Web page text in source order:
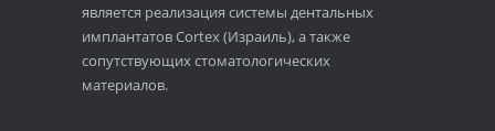
является реализация системы дентальных
имплантатов Cortex (Израиль), а также
сопутствующих стоматологических
материалов.